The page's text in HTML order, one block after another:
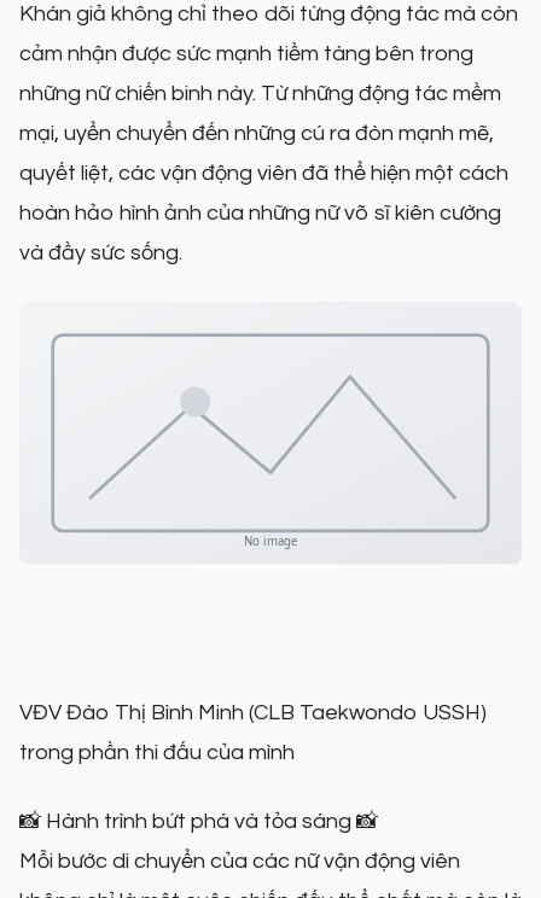
Khán giả không chỉ theo dõi từng động tác mà còn
cảm nhận được sức mạnh tiềm tàng bên trong
những nữ chiến binh này. Từ những động tác mềm
mại, uyển chuyển đến những cú ra đòn mạnh mẽ,
quyết liệt, các vận động viên đã thể hiện một cách
hoàn hảo hình ảnh của những nữ võ sĩ kiên cường
và đầy sức sống.
VĐV Đào Thị Bình Minh (CLB Taekwondo USSH)
trong phần thi đấu của mình
📸 Hành trình bứt phá và tỏa sáng 📸
Mỗi bước di chuyển của các nữ vận động viên